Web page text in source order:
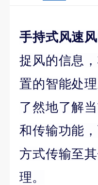
手持式风速
捉风的信息
置的智能处
了然地了解
和传输功能
方式传输至
理。